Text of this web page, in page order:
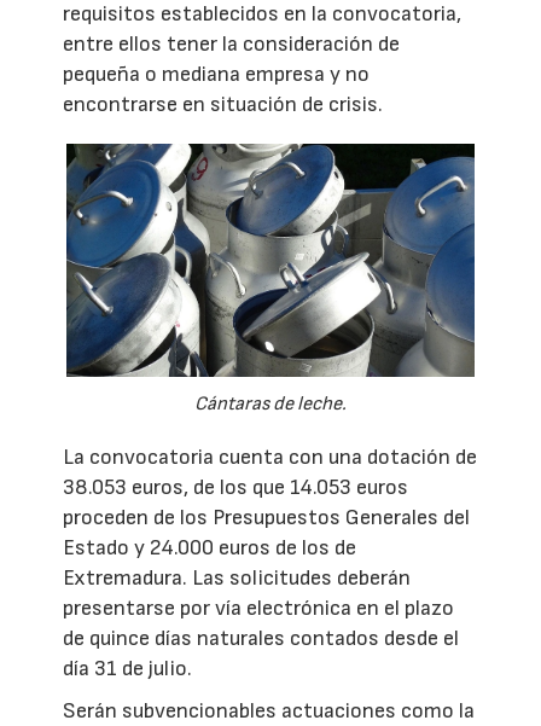
requisitos establecidos en la convocatoria,
entre ellos tener la consideración de
pequeña o mediana empresa y no
encontrarse en situación de crisis.
Cántaras de leche.
La convocatoria cuenta con una dotación de
38.053 euros, de los que 14.053 euros
proceden de los Presupuestos Generales del
Estado y 24.000 euros de los de
Extremadura. Las solicitudes deberán
presentarse por vía electrónica en el plazo
de quince días naturales contados desde el
día 31 de julio.
Serán subvencionables actuaciones como la